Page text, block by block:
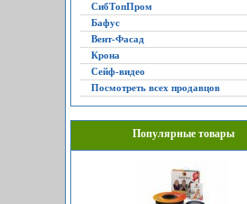
СибТопПром
Бафус
Вент-Фасад
Крона
Сейф-видео
Посмотреть всех продавцов
Популярные товары